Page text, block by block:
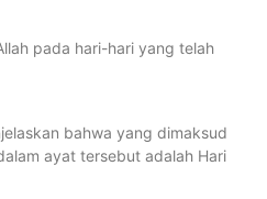
pada hari-hari yang telah
bahwa yang dimaksud
ayat tersebut adalah Hari